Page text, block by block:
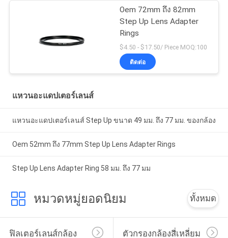
Oem 72mm ถึง 82mm
Step Up Lens Adapter
Rings
$4.50 - $17.50/ Piece MOQ:100
ติดต่อ
แหวนอะแดปเตอร์เลนส์
แหวนอะแดปเตอร์เลนส์ Step Up ขนาด 49 มม. ถึง 77 มม. ของกล้อง
Oem 52mm ถึง 77mm Step Up Lens Adapter Rings
Step Up Lens Adapter Ring 58 มม. ถึง 77 มม
หมวดหมู่ยอดนิยม ทั้งหมด
ฟิลเตอร์เลนส์กล้อง ตัวกรองกล้องสี่เหลี่ยม